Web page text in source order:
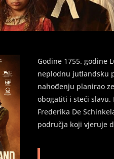
Godine 1755. godine
neplodnu jutlandsku
nahođenju planirao
obogatiti i steći
Frederika De
područja koji vjeruje